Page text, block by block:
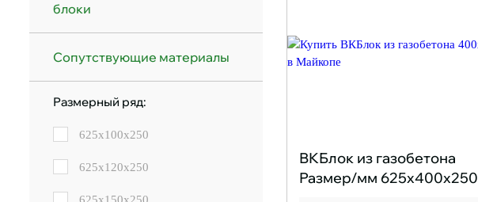
блоки
Сопутствующие материалы
Размерный ряд:
625x100x250
625x120x250
ВКБлок из газобетона
Размер/мм 625x400x250